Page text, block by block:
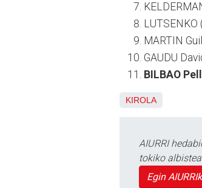
MARTIN
GAUDU
BILBAO
KIROLA
AIURRI
tokiko
Egin